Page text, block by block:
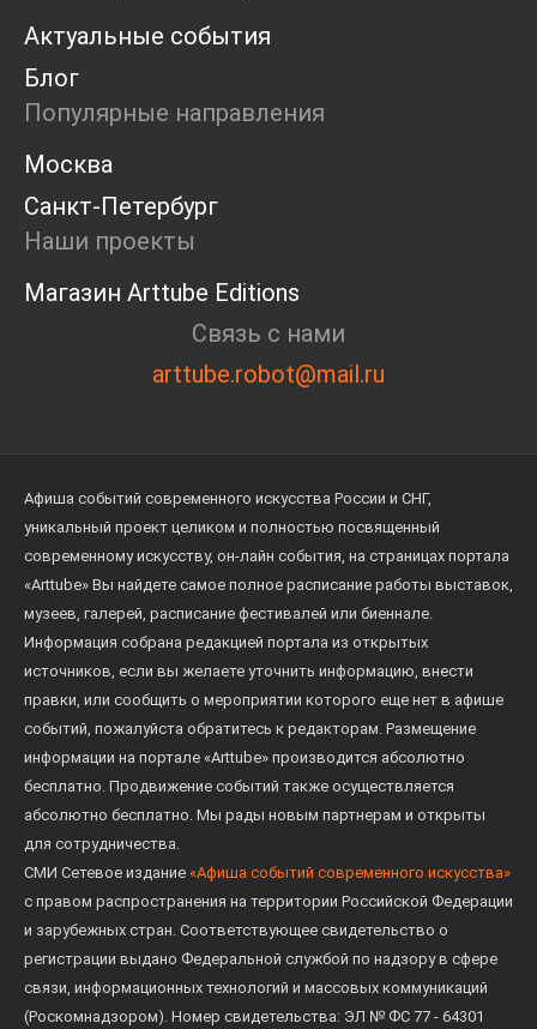
Open call
Экскурсия
Дискуссия
Cosmoscow 2024
Blazar 2024
Встречи
Круглый стол
Актуальные события
Блог
Популярные направления
Москва
Санкт-Петербург
Наши проекты
Магазин Arttube Editions
Связь с нами
arttube.robot@mail.ru
Афиша событий современного искусства России и СНГ,
уникальный проект целиком и полностью посвященный
современному искусству, он-лайн события, на страницах портала
«Arttube» Вы найдете самое полное расписание работы выставок,
музеев, галерей, расписание фестивалей или биеннале.
Информация собрана редакцией портала из открытых
источников, если вы желаете уточнить информацию, внести
правки, или сообщить о мероприятии которого еще нет в афише
событий, пожалуйста обратитесь к редакторам. Размещение
информации на портале «Arttube» производится абсолютно
бесплатно. Продвижение событий также осуществляется
абсолютно бесплатно. Мы рады новым партнерам и открыты
для сотрудничества.
СМИ Сетевое издание «Афиша событий современного искусства»
с правом распространения на территории Российской Федерации
и зарубежных стран. Соответствующее свидетельство о
регистрации выдано Федеральной службой по надзору в сфере
связи, информационных технологий и массовых коммуникаций
(Роскомнадзором). Номер свидетельства: ЭЛ № ФС 77 - 64301